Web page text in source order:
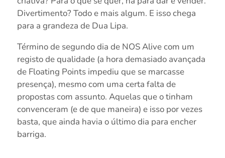
Divertimento? Todo e mais algum. E isso chega
para a grandeza de Dua Lipa.
Término de segundo dia de NOS Alive com um
registo de qualidade (a hora demasiado avançada
de Floating Points impediu que se marcasse
presença), mesmo com uma certa falta de
propostas com assunto. Aquelas que o tinham
convenceram (e de que maneira) e isso por vezes
basta, que ainda havia o último dia para encher
barriga.